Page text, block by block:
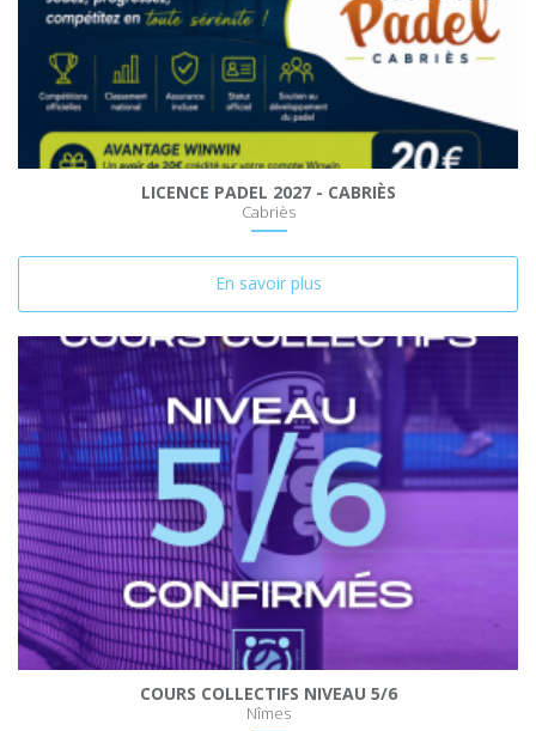
LICENCE PADEL 2027 - CABRIÈS
Cabriès
En savoir plus
COURS COLLECTIFS NIVEAU 5/6
Nîmes